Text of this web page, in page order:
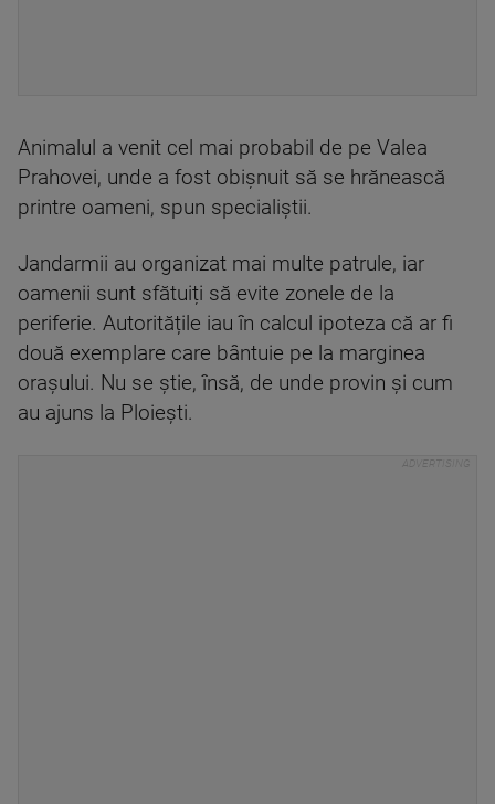
Animalul a venit cel mai probabil de pe Valea
Prahovei, unde a fost obișnuit să se hrănească
printre oameni, spun specialiștii.
Jandarmii au organizat mai multe patrule, iar
oamenii sunt sfătuiți să evite zonele de la
periferie. Autoritățile iau în calcul ipoteza că ar fi
două exemplare care bântuie pe la marginea
orașului. Nu se știe, însă, de unde provin și cum
au ajuns la Ploiești.